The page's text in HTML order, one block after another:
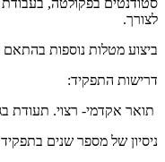
לצורך.
ביצוע מטלות נוספות בהתאם
דרישות התפקיד:
תואר אקדמי- רצוי. תעודת
ניסיון של מספר שנים